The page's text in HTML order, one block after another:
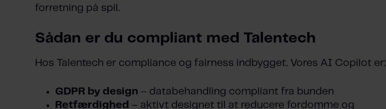
forretning på spil.
Sådan er du compliant med Talentech
Hos Talentech er compliance og fairness indbygget. Vores AI Copilot er:
GDPR by design – databehandling compliant fra bunden
Retfærdighed – aktivt designet til at reducere fordomme og